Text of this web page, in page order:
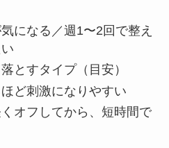
になる／週1〜2回で整え
とすタイプ（目安）
ど刺激になりやすい
オフしてから、短時間で